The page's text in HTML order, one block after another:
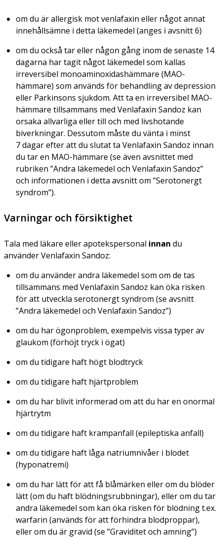
om du är allergisk mot venlafaxin eller något annat
innehållsämne i detta läkemedel (anges i avsnitt 6)
om du också tar eller någon gång inom de senaste 14
dagarna har tagit något läkemedel som kallas
irreversibel monoaminoxidashämmare (MAO-
hämmare) som används för behandling av depression
eller Parkinsons sjukdom. Att ta en irreversibel MAO-
hämmare tillsammans med Venlafaxin Sandoz kan
orsaka allvarliga eller till och med livshotande
biverkningar. Dessutom måste du vänta i minst
7 dagar efter att du slutat ta Venlafaxin Sandoz innan
du tar en MAO-hämmare (se även avsnittet med
rubriken ”Andra läkemedel och Venlafaxin Sandoz”
och informationen i detta avsnitt om ”Serotonergt
syndrom”).
Varningar och försiktighet
Tala med läkare eller apotekspersonal innan du
använder Venlafaxin Sandoz:
om du använder andra läkemedel som om de tas
tillsammans med Venlafaxin Sandoz kan öka risken
för att utveckla serotonergt syndrom (se avsnitt
”Andra läkemedel och Venlafaxin Sandoz”)
om du har ögonproblem, exempelvis vissa typer av
glaukom (förhöjt tryck i ögat)
om du tidigare haft högt blodtryck
om du tidigare haft hjärtproblem
om du har blivit informerad om att du har en onormal
hjärtrytm
om du tidigare haft krampanfall (epileptiska anfall)
om du tidigare haft låga natriumnivåer i blodet
(hyponatremi)
om du har lätt för att få blåmärken eller om du blöder
lätt (om du haft blödningsrubbningar), eller om du tar
andra läkemedel som kan öka risken för blödning t.ex.
warfarin (används för att förhindra blodproppar),
eller om du är gravid (se ”Graviditet och amning”)